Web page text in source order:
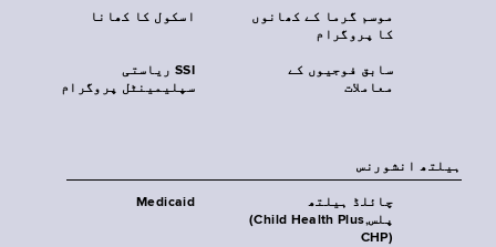
اسکول کا کھانا
موسم گرما کے کھانوں
کا پروگرام
SSI ریاستی
سپلیمینٹل پروگرام
سابق فوجیوں کے
معاملات
‏ہیلتھ انشورنس
Medicaid
چائلڈ ہیلتھ
پلس‎(Child Health Plus,
CHP)‎